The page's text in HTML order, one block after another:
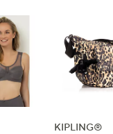
KIPLING®